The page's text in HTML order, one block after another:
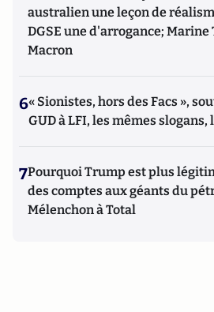
australien une leçon de
DGSE une d'arrogance;
Macron
6« Sionistes, hors des Facs »,
GUD à LFI, les mêmes
7Pourquoi Trump est plus
des comptes aux géants du
Mélenchon à Total